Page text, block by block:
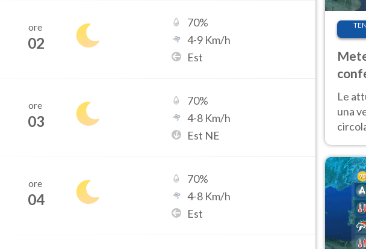
ore
02
70%
4-9 Km/h
Est
ore
03
70%
4-8 Km/h
Est NE
ore
04
70%
4-8 Km/h
Est
Le
una